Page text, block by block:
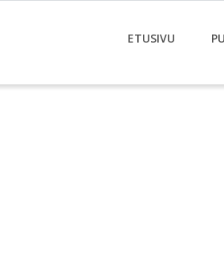
ETUSIVU